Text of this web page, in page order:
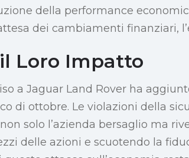
della performance
dei cambiamenti finanziari,
Loro Impatto
a Jaguar Land Rover ha
di ottobre. Le violazioni della
solo l’azienda bersaglio ma
delle azioni e scuotendo la